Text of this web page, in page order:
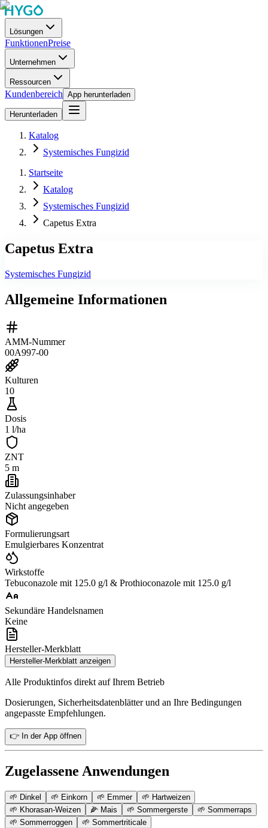
Lösungen
FunktionenPreise
Unternehmen
Ressourcen
Kundenbereich App herunterladen
Herunterladen
Katalog
Systemisches Fungizid
Startseite
Katalog
Systemisches Fungizid
Capetus Extra
Capetus Extra
Systemisches Fungizid
Allgemeine Informationen
AMM-Nummer
00A997-00
Kulturen
10
Dosis
1 l/ha
ZNT
5 m
Zulassungsinhaber
Nicht angegeben
Formulierungsart
Emulgierbares Konzentrat
Wirkstoffe
Tebuconazole mit 125.0 g/l & Prothioconazole mit 125.0 g/l
Sekundäre Handelsnamen
Keine
Hersteller-Merkblatt
Hersteller-Merkblatt anzeigen
Alle Produktinfos direkt auf Ihrem Betrieb
Dosierungen, Sicherheitsdatenblätter und an Ihre Bedingungen
angepasste Empfehlungen.
👉 In der App öffnen
Zugelassene Anwendungen
🌱 Dinkel 🌱 Einkorn 🌱 Emmer 🌱 Hartweizen
🌱 Khorasan-Weizen 🌽 Mais 🌱 Sommergerste 🌱 Sommerraps
🌱 Sommerroggen 🌱 Sommertriticale